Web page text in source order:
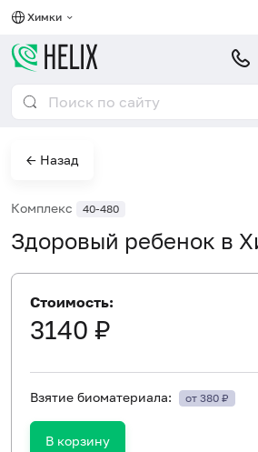
Химки
← Назад
Комплекс 40-480
Здоровый ребенок в
Стоимость:
3140 ₽
Взятие биоматериала: от 380 ₽
В корзину